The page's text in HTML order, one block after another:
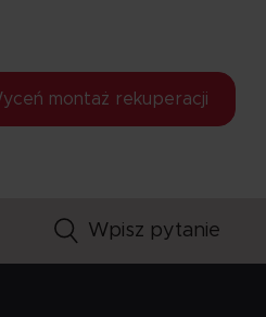
montaż rekuperacji